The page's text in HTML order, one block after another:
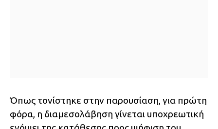
Όπως τονίστηκε στην παρουσίαση, για πρώτη
φόρα, η διαμεσολάβηση γίνεται υποχρεωτική